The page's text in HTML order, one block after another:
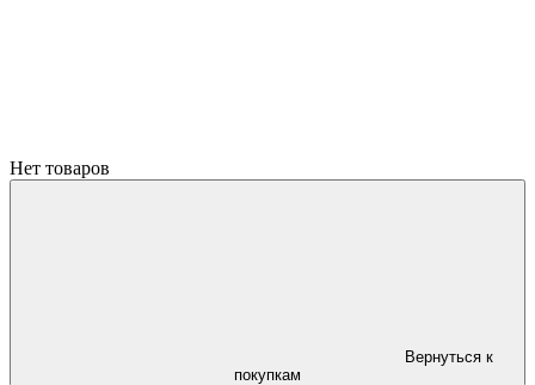
Нет товаров
Вернуться к
покупкам